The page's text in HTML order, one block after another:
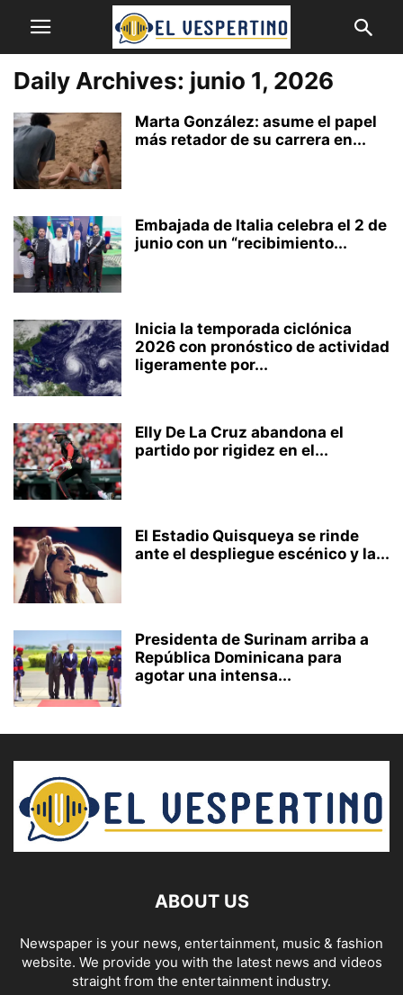
Daily Archives: junio 1, 2026
Marta González: asume el papel
más retador de su carrera en...
Embajada de Italia celebra el 2 de
junio con un “recibimiento...
Inicia la temporada ciclónica
2026 con pronóstico de actividad
ligeramente por...
Elly De La Cruz abandona el
partido por rigidez en el...
El Estadio Quisqueya se rinde
ante el despliegue escénico y la...
Presidenta de Surinam arriba a
República Dominicana para
agotar una intensa...
ABOUT US
Newspaper is your news, entertainment, music & fashion
website. We provide you with the latest news and videos
straight from the entertainment industry.